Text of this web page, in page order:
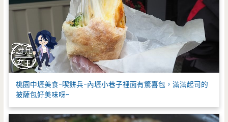
桃園中壢美食-喫餅兵-內壢小巷子裡面有驚喜包，滿滿起司的
披薩包好美味呀~